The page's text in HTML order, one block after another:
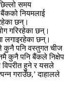
समय
बैंकको नियमलाई
छन्।
गरिरहेका छन्।
लगाइरहेका छन्।
कुनै पनि वस्तुगत चीज
कुनै पनि बैंकले निक्षेप
विपरीत हुने र यसले
गराउँछ,’ दाहालले